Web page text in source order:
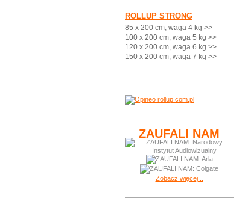
ROLLUP STRONG
85 x 200 cm, waga 4 kg >>
100 x 200 cm, waga 5 kg >>
120 x 200 cm, waga 6 kg >>
150 x 200 cm, waga 7 kg >>
ZAUFALI NAM
Zobacz więcej...